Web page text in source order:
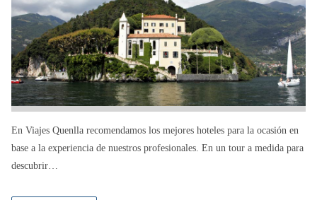
En Viajes Quenlla recomendamos los mejores hoteles para la ocasión en
base a la experiencia de nuestros profesionales. En un tour a medida para
descubrir…